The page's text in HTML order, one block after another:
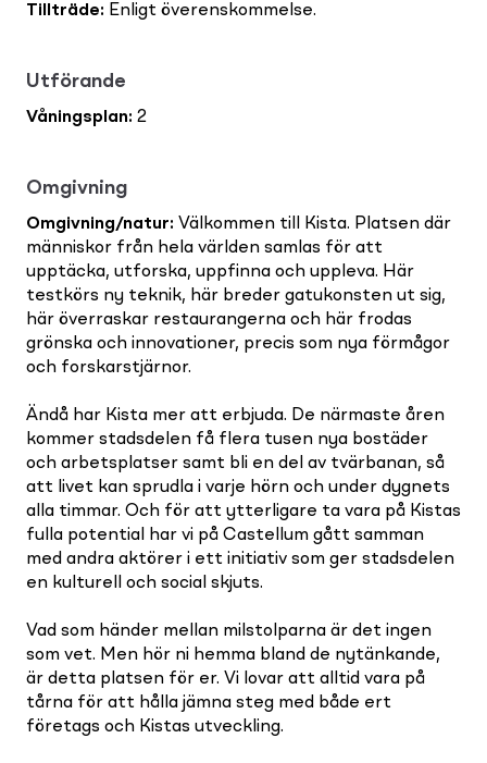
Tillträde: Enligt överenskommelse.
Utförande
Våningsplan: 2
Omgivning
Omgivning/natur: Välkommen till Kista. Platsen där
människor från hela världen samlas för att
upptäcka, utforska, uppfinna och uppleva. Här
testkörs ny teknik, här breder gatukonsten ut sig,
här överraskar restaurangerna och här frodas
grönska och innovationer, precis som nya förmågor
och forskarstjärnor.
Ändå har Kista mer att erbjuda. De närmaste åren
kommer stadsdelen få flera tusen nya bostäder
och arbetsplatser samt bli en del av tvärbanan, så
att livet kan sprudla i varje hörn och under dygnets
alla timmar. Och för att ytterligare ta vara på Kistas
fulla potential har vi på Castellum gått samman
med andra aktörer i ett initiativ som ger stadsdelen
en kulturell och social skjuts.
Vad som händer mellan milstolparna är det ingen
som vet. Men hör ni hemma bland de nytänkande,
är detta platsen för er. Vi lovar att alltid vara på
tårna för att hålla jämna steg med både ert
företags och Kistas utveckling.